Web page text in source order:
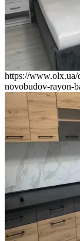
https://
novobudov-rayon-